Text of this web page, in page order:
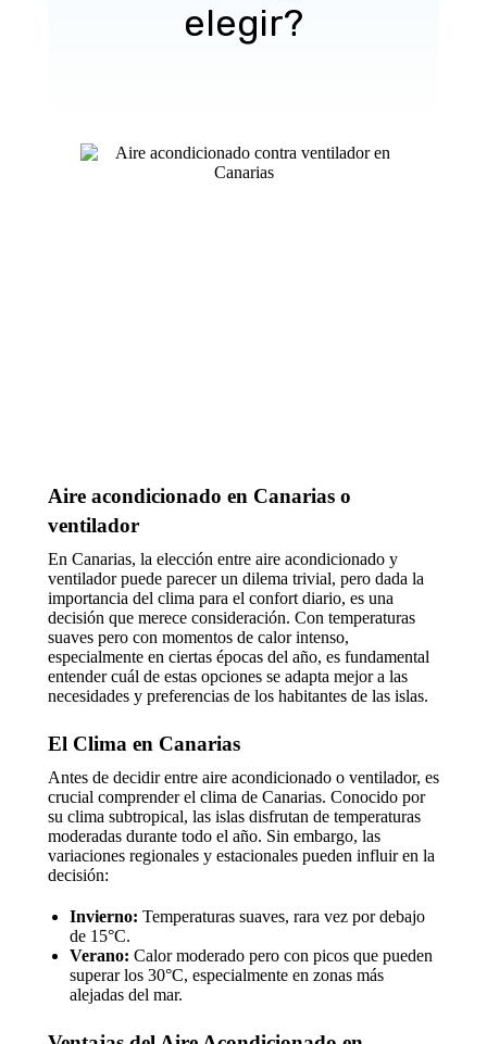
elegir?
Aire acondicionado en Canarias o
ventilador
En Canarias, la elección entre aire acondicionado y
ventilador puede parecer un dilema trivial, pero dada la
importancia del clima para el confort diario, es una
decisión que merece consideración. Con temperaturas
suaves pero con momentos de calor intenso,
especialmente en ciertas épocas del año, es fundamental
entender cuál de estas opciones se adapta mejor a las
necesidades y preferencias de los habitantes de las islas.
El Clima en Canarias
Antes de decidir entre aire acondicionado o ventilador, es
crucial comprender el clima de Canarias. Conocido por
su clima subtropical, las islas disfrutan de temperaturas
moderadas durante todo el año. Sin embargo, las
variaciones regionales y estacionales pueden influir en la
decisión:
Invierno: Temperaturas suaves, rara vez por debajo
de 15°C.
Verano: Calor moderado pero con picos que pueden
superar los 30°C, especialmente en zonas más
alejadas del mar.